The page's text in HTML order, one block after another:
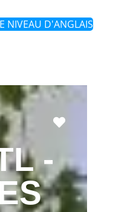
NIVEAU D'ANGLAIS
Favori
-